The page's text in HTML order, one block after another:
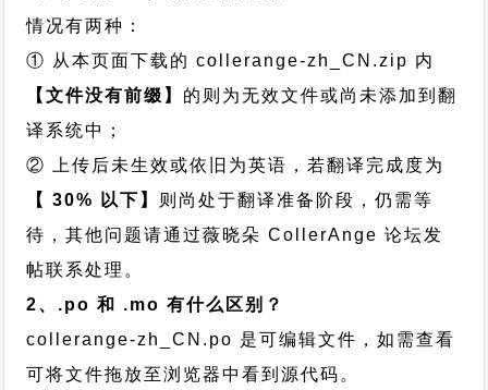
情况有两种：
① 从本页面下载的 collerange-zh_CN.zip 内
【文件没有前缀】 的则为无效文件或尚未添加到翻
译系统中；
② 上传后未生效或依旧为英语，若翻译完成度为
【 30% 以下】 则尚处于翻译准备阶段，仍需等
待，其他问题请通过薇晓朵 CollerAnge 论坛发
帖联系处理。
2、.po 和 .mo 有什么区别？
collerange-zh_CN.po 是可编辑文件，如需查看
可将文件拖放至浏览器中看到源代码。